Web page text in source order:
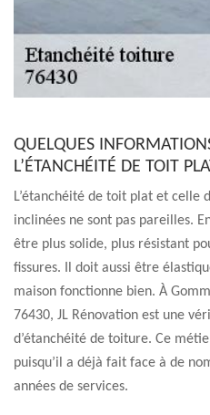
QUELQUES
L’ÉTANCHÉITÉ DE TOIT
L’étanchéité de toit plat et celle
inclinées ne sont pas pareilles.
être plus solide, plus résistant
fissures. Il doit aussi être
maison fonctionne bien. À
76430, JL Rénovation est une
d’étanchéité de toiture. Ce
puisqu’il a déjà fait face à de
années de services.